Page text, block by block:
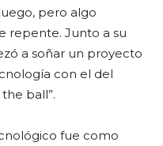
pero algo
repente. Junto a su
a soñar un proyecto
con el del
ball”.
fue como